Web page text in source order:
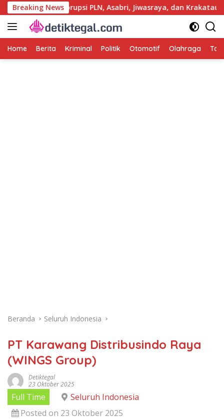
Langsung
ke
konten
Breaking News
Kasus Korupsi PLN, Asabri, Jiwasraya, dan Krakatau Steel
Home Berita Kriminal Politik Otomotif Olahraga
Beranda Seluruh Indonesia
PT Karawang Distribusindo Raya
(WINGS Group)
Detiktegal
23 Oktober 2025
Full Time
Seluruh Indonesia
Posted on 23 Oktober 2025